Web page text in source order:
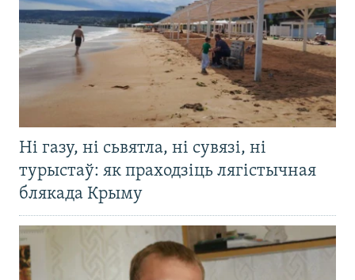
Ні газу, ні сьвятла, ні сувязі, ні
турыстаў: як праходзіць лягістычная
блякада Крыму